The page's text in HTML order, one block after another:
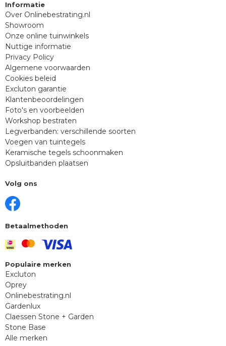
Informatie
Over Onlinebestrating.nl
Showroom
Onze online tuinwinkels
Nuttige informatie
Privacy Policy
Algemene voorwaarden
Cookies beleid
Excluton garantie
Klantenbeoordelingen
Foto's en voorbeelden
Workshop bestraten
Legverbanden: verschillende soorten
Voegen van tuintegels
Keramische tegels schoonmaken
Opsluitbanden plaatsen
Volg ons
Betaalmethoden
Populaire merken
Excluton
Oprey
Onlinebestrating.nl
Gardenlux
Claessen Stone + Garden
Stone Base
Alle merken